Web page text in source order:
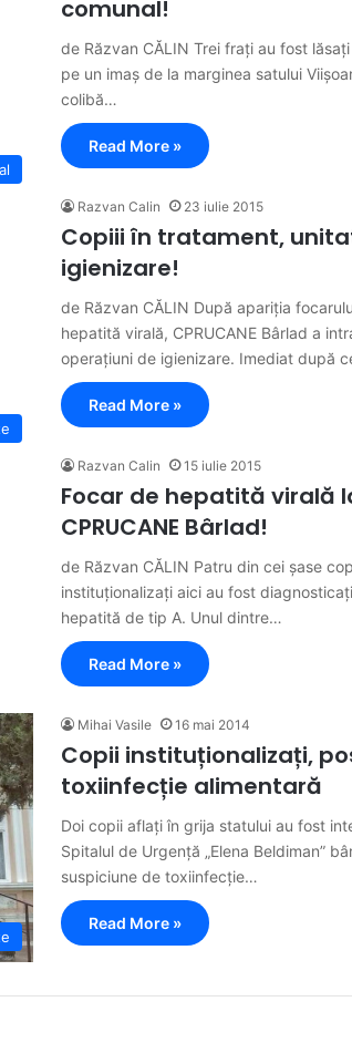
comunal!
de Răzvan CĂLIN Trei frați au fost
pe un imaș de la marginea satului
colibă…
Read More »
Razvan Calin 23 iulie 2015
Copiii în tratament,
igienizare!
de Răzvan CĂLIN După apariția
hepatită virală, CPRUCANE Bârlad a
operațiuni de igienizare. Imediat după
Read More »
Razvan Calin 15 iulie 2015
Focar de hepatită virală
CPRUCANE Bârlad!
de Răzvan CĂLIN Patru din cei șase
instituționalizați aici au fost
hepatită de tip A. Unul dintre…
Read More »
Mihai Vasile 16 mai 2014
Copii instituționalizați,
toxiinfecție alimentară
Doi copii aflați în grija statului au fost
Spitalul de Urgență „Elena Beldiman”
suspiciune de toxiinfecție…
Read More »